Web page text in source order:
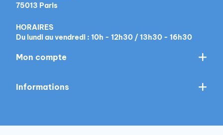
75013 Paris
HORAIRES
Du lundi au vendredi : 10h - 12h30 / 13h30 - 16h30
Mon compte
Informations